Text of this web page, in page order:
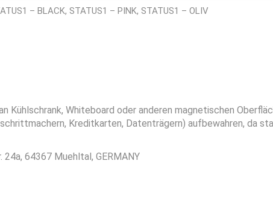
– BLACK, STATUS1 – PINK, STATUS1 – OLIV
Kühlschrank, Whiteboard oder anderen magnetischen
Kreditkarten, Datenträgern) aufbewahren, da
64367 Muehltal, GERMANY